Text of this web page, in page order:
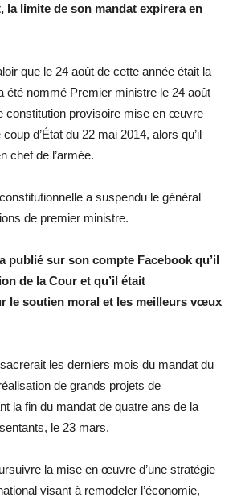
la limite de son mandat expirera en
que le 24 août de cette année était la
été nommé Premier ministre le 24 août
constitution provisoire mise en œuvre
d’État du 22 mai 2014, alors qu’il
chef de l’armée.
a suspendu le général
de premier ministre.
publié sur son compte Facebook qu’il
de la Cour et qu’il était
le soutien moral et les meilleurs vœux
les derniers mois du mandat du
de grands projets de
la fin du mandat de quatre ans de la
le 23 mars.
la mise en œuvre d’une stratégie
visant à remodeler l’économie,